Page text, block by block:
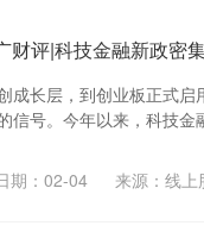
财评|科技金融新政密
成长层，到创业板正式
信号。今年以来，科技金
期：02-04 来源：线